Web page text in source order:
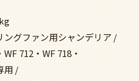
グファン用シャンデリア /
712・WF 718・